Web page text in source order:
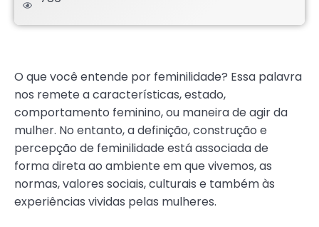
O que você entende por feminilidade? Essa palavra
nos remete a características, estado,
comportamento feminino, ou maneira de agir da
mulher. No entanto, a definição, construção e
percepção de feminilidade está associada de
forma direta ao ambiente em que vivemos, as
normas, valores sociais, culturais e também às
experiências vividas pelas mulheres.